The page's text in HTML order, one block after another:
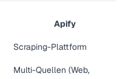
Apify
Scraping-Plattform
Multi-Quellen (Web,